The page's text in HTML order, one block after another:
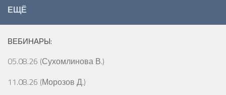
ЕЩЁ
ВЕБИНАРЫ:
05.08.26 (Сухомлинова В.)
11.08.26 (Морозов Д.)